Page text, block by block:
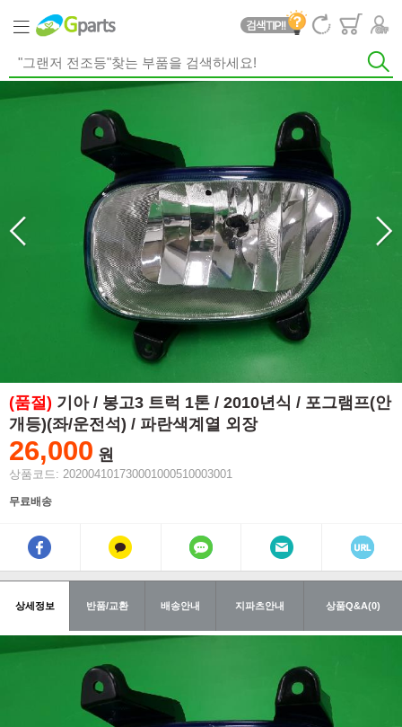
(품절) 기아 / 봉고3 트럭 1톤 / 2010년식 / 포그램프(안
개등)(좌/운전석) / 파란색계열 외장
26,000 원
상품코드: 202004101730001000510003001
무료배송
상세정보 반품/교환 배송안내 지파츠안내 상품Q&A(0)